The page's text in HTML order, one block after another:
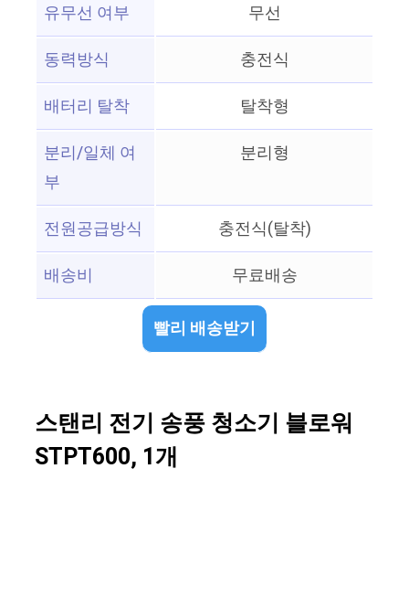
유무선 여부
무선
동력방식
충전식
배터리 탈착
탈착형
분리/일체 여
부
분리형
전원공급방식
충전식(탈착)
배송비
무료배송
빨리 배송받기
스탠리 전기 송풍 청소기 블로워
STPT600, 1개